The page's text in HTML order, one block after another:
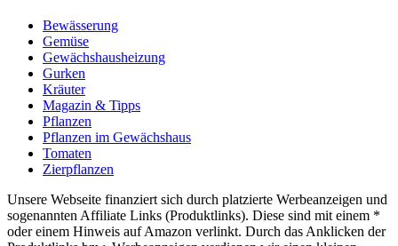
Bewässerung
Gemüse
Gewächshausheizung
Gurken
Kräuter
Magazin & Tipps
Pflanzen
Pflanzen im Gewächshaus
Tomaten
Zierpflanzen
Unsere Webseite finanziert sich durch platzierte Werbeanzeigen und
sogenannten Affiliate Links (Produktlinks). Diese sind mit einem *
oder einem Hinweis auf Amazon verlinkt. Durch das Anklicken der